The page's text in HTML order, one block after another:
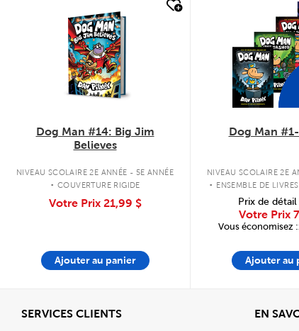
Dog Man #14: Big Jim
Believes
NIVEAU SCOLAIRE 2E ANNÉE - 5E ANNÉE
. COUVERTURE RIGIDE
Votre Prix 21,99 $
Ajouter au panier
Dog Man
NIVEAU SCOLAIRE 2E
. ENSEMBLE DE
RIGIDE
Prix de détail
Votre Prix
Vous économisez
Ajouter au
SERVICES CLIENTSAfficher EN